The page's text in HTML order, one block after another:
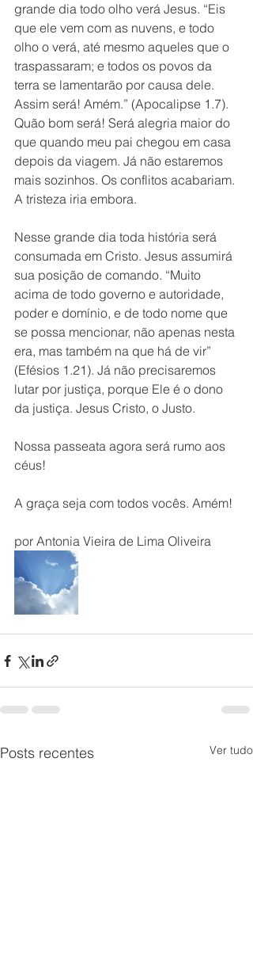
grande dia todo olho verá Jesus. “Eis
que ele vem com as nuvens, e todo
olho o verá, até mesmo aqueles que o
traspassaram; e todos os povos da
terra se lamentarão por causa dele.
Assim será! Amém.” (Apocalipse 1.7).
Quão bom será! Será alegria maior do
que quando meu pai chegou em casa
depois da viagem. Já não estaremos
mais sozinhos. Os conflitos acabariam.
A tristeza iria embora.
Nesse grande dia toda história será
consumada em Cristo. Jesus assumirá
sua posição de comando. “Muito
acima de todo governo e autoridade,
poder e domínio, e de todo nome que
se possa mencionar, não apenas nesta
era, mas também na que há de vir”
(Efésios 1.21). Já não precisaremos
lutar por justiça, porque Ele é o dono
da justiça. Jesus Cristo, o Justo.
Nossa passeata agora será rumo aos
céus!
A graça seja com todos vocês. Amém!
por Antonia Vieira de Lima Oliveira
Posts recentes Ver tudo